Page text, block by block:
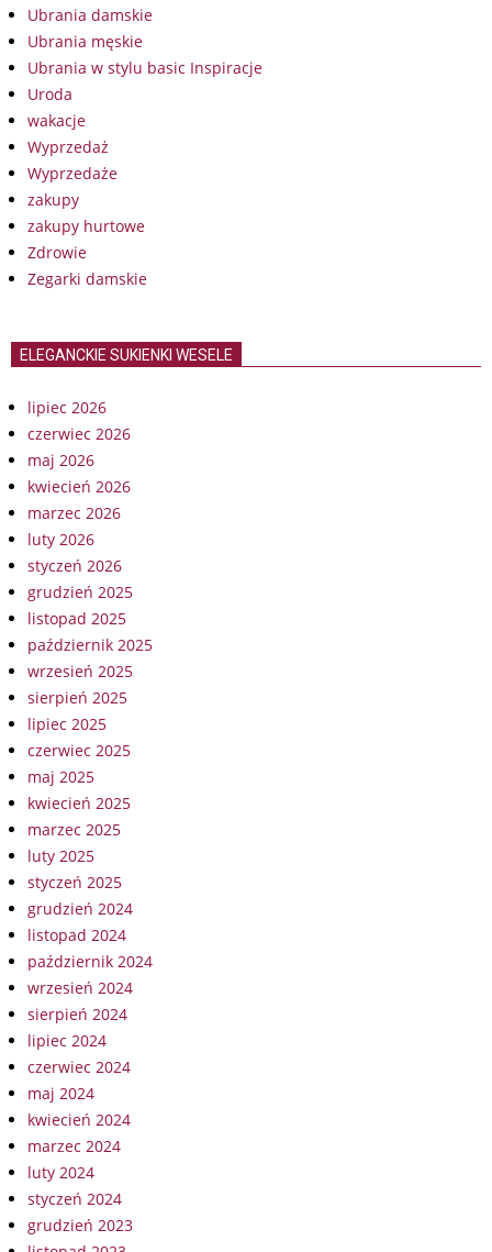
Ubrania damskie
Ubrania męskie
Ubrania w stylu basic Inspiracje
Uroda
wakacje
Wyprzedaż
Wyprzedaże
zakupy
zakupy hurtowe
Zdrowie
Zegarki damskie
ELEGANCKIE SUKIENKI WESELE
lipiec 2026
czerwiec 2026
maj 2026
kwiecień 2026
marzec 2026
luty 2026
styczeń 2026
grudzień 2025
listopad 2025
październik 2025
wrzesień 2025
sierpień 2025
lipiec 2025
czerwiec 2025
maj 2025
kwiecień 2025
marzec 2025
luty 2025
styczeń 2025
grudzień 2024
listopad 2024
październik 2024
wrzesień 2024
sierpień 2024
lipiec 2024
czerwiec 2024
maj 2024
kwiecień 2024
marzec 2024
luty 2024
styczeń 2024
grudzień 2023